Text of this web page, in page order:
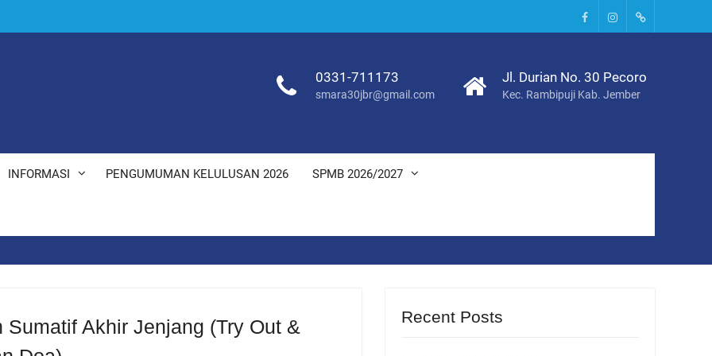
FacebookInstagram
Tik
0331-711173
smara30jbr@gmail.com
Jl. Durian No. 30 Pecoro
Kec. Rambipuji Kab. Jember
INFORMASI PENGUMUMAN KELULUSAN 2026 SPMB 2026/2027
Akhir Jenjang (Try Out &
Recent Posts